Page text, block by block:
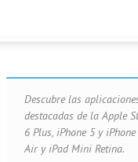
ACTUALIDAD
APLICACIONES
Descubre las
destacadas de la Apple
6 Plus, iPhone 5 y
Air y iPad Mini Retina.